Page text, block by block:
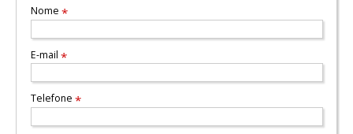
Nome *
E-mail *
Telefone *